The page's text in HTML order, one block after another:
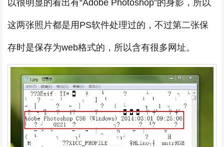
以很明显的看出有“Adobe Photoshop”的身影，所以
这两张照片都是用PS软件处理过的，不过第二张保
存时是保存为web格式的，所以含有很多网址。